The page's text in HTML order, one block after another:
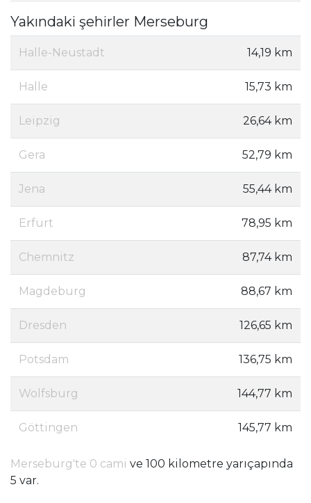
Yakındaki şehirler Merseburg
Halle-Neustadt 14,19 km
Halle 15,73 km
Leipzig 26,64 km
Gera 52,79 km
Jena 55,44 km
Erfurt 78,95 km
Chemnitz 87,74 km
Magdeburg 88,67 km
Dresden 126,65 km
Potsdam 136,75 km
Wolfsburg 144,77 km
Göttingen 145,77 km
Merseburg'te 0 cami ve 100 kilometre yarıçapında
5 var.